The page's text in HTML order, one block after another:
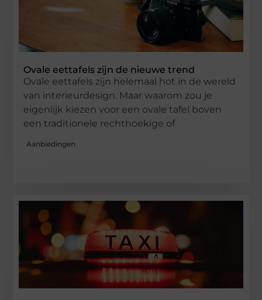
Ovale eettafels zijn de nieuwe trend
Ovale eettafels zijn helemaal hot in de wereld
van interieurdesign. Maar waarom zou je
eigenlijk kiezen voor een ovale tafel boven
een traditionele rechthoekige of
Aanbiedingen